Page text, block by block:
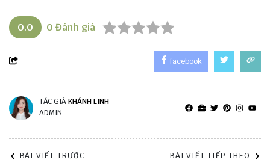
0.0 0 Đánh giá
facebook
TÁC GIẢKHÁNH LINH
ADMIN
BÀI VIẾT TRƯỚC BÀI VIẾT TIẾP THEO